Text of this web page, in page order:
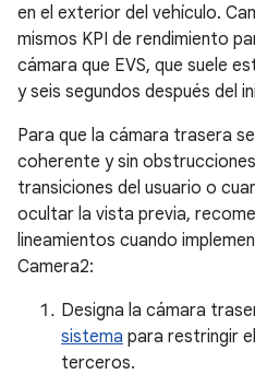
en el exterior del vehículo.
mismos KPI de rendimiento
cámara que EVS, que suele
y seis segundos después del
Para que la cámara trasera
coherente y sin
transiciones del usuario o
ocultar la vista previa,
lineamientos cuando
Camera2:
Designa la cámara
sistema para restringir
terceros.